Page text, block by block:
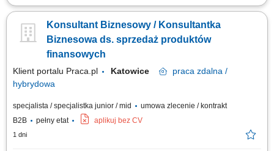
Zakres obowiązków: Sprzedaż łączy światłowodowych — standardowych
sygnały zakupowe (nowa hala, nowy oddział, rekrutacja informatyka),
polecenia od obecnych klientów i od lokalnych firm IT; Wizje lokalne i
zbieranie...
Konsultant Biznesowy / Konsultantka
Biznesowa ds. sprzedaż produktów
finansowych
Klient portalu Praca.pl Katowice praca zdalna /
hybrydowa
specjalista / specjalistka junior / mid
umowa zlecenie / kontrakt
B2B
pełny etat aplikuj bez CV
1 dni